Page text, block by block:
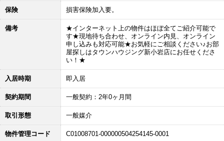
保険 損害保険加入要。
備考
★インターネット上の物件はほぼ全てご紹介可能で
す★現地待ち合わせ、オンライン内見、オンライン
申し込みも対応可能★お気軽にご相談ください♪お部
屋探しはタウンハウジング新小岩店にお任せくださ
い！★
入居時期 即入居
契約期間 一般契約：2年0ヶ月間
取引形態 一般媒介
物件管理コード C01008701-000000504254145-0001